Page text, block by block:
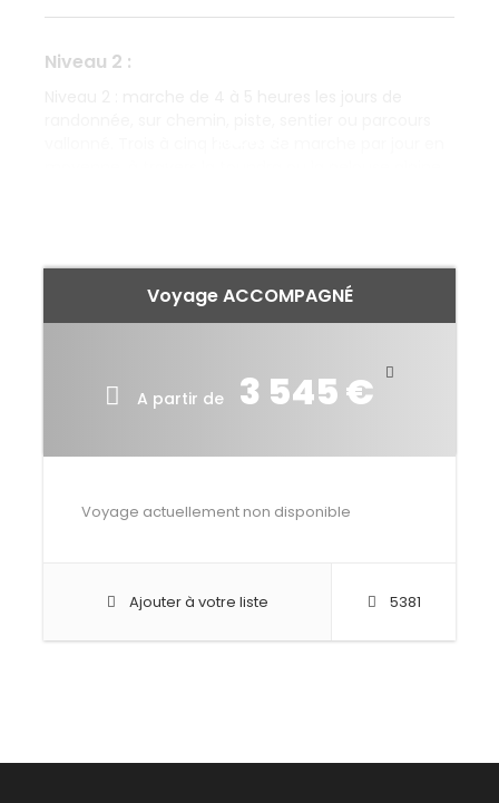
Voyage ACCOMPAGNÉ
A partir de 3 545 €
Voyage actuellement non disponible
Ajouter à votre liste 5381
Niveau 2 :
profiter pleinement de votre voyage, n’oubliez pas
d’entretenir votre forme en marchant une fois par
semaine (12 à 15 km).